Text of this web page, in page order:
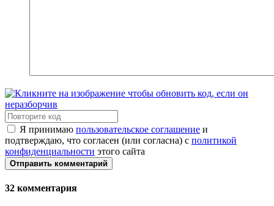
Я принимаю пользовательское соглашение и
подтверждаю, что согласен (или согласна) с политикой
конфиденциальности этого сайта
Отправить комментарий
32 комментария